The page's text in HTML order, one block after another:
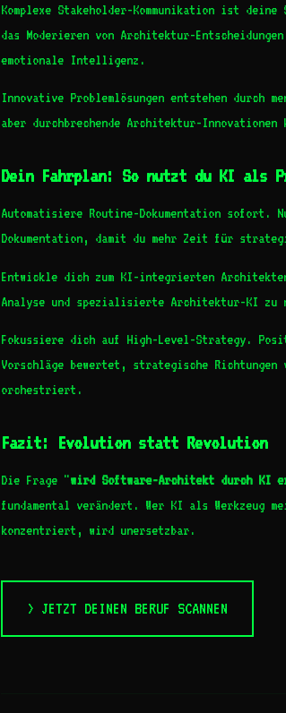
Komplexe Stakeholder-Kommunikation ist
das Moderieren von Architektur-
emotionale Intelligenz.
Innovative Problemlösungen entstehen
aber durchbrechende Architektur-Innovationen
Dein Fahrplan: So nutzt du KI als
Automatisiere Routine-Dokumentation sofort.
Dokumentation, damit du mehr Zeit für
Entwickle dich zum KI-integrierten
Analyse und spezialisierte Architektur-KI
Fokussiere dich auf High-Level-Strategy.
Vorschläge bewertet, strategische Richtungen
orchestriert.
Fazit: Evolution statt Revolution
Die Frage "wird Software-Architekt durch KI
fundamental verändert. Wer KI als Werkzeug
konzentriert, wird unersetzbar.
> JETZT DEINEN BERUF SCANNEN